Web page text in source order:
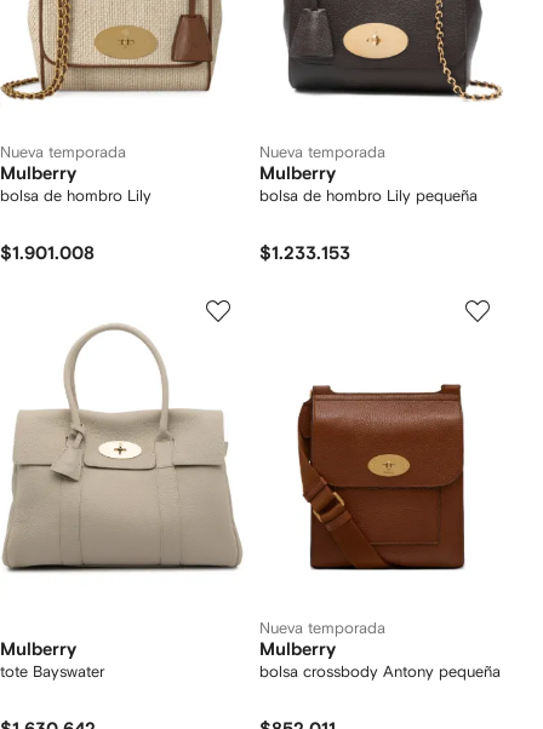
Nueva temporada
Mulberry
bolsa de hombro Lily
$1.901.008
Nueva temporada
Mulberry
bolsa de hombro Lily pequeña
$1.233.153
Mulberry
tote Bayswater
Nueva temporada
Mulberry
bolsa crossbody Antony pequeña